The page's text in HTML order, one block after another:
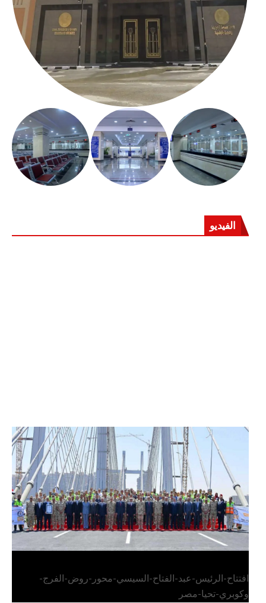
الفيديو
الرئيس عبد الفتاح السيسي يفتتح محور روض الفرج
وكوبري تحيا مصر
افتتاح-الرئيس-عبد-الفتاح-السيسي-محور-روض-الفرج-
وكوبري-تحيا-مصر